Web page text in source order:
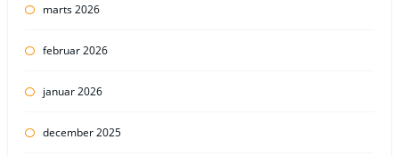
marts 2026
februar 2026
januar 2026
december 2025